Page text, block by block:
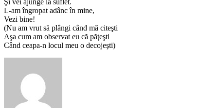
L-am îngropat adânc în mine,
Vezi bine!
(Nu am vrut să plângi când mă citeşti
Aşa cum am observat eu că păţeşti
Când ceapa-n locul meu o decojeşti)